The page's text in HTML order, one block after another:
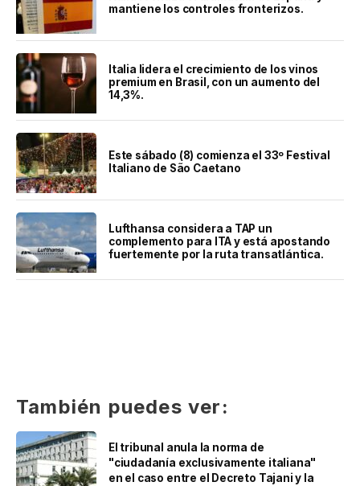
mantiene los controles fronterizos.
Italia lidera el crecimiento de los vinos
premium en Brasil, con un aumento del
14,3%.
Este sábado (8) comienza el 33º Festival
Italiano de São Caetano
Lufthansa considera a TAP un
complemento para ITA y está apostando
fuertemente por la ruta transatlántica.
También puedes ver:
El tribunal anula la norma de
"ciudadanía exclusivamente italiana"
en el caso entre el Decreto Tajani y la